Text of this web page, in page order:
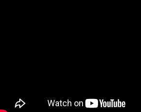
clasificación
en la